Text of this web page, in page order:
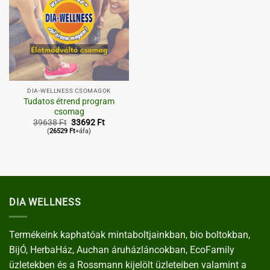
DIA-WELLNESS CSOMAGOK
Tudatos étrend program
csomag
39638Ft Original
price
33692 FtCurrent
(26529 Ft+áfa)
DIA WELLNESS
Termékeink kaphatóak mintaboltjainkban, bio boltokban,
BijÓ, HerbaHáz, Auchan áruházláncokban, EcoFamily
üzletekben és a Rossmann kijelölt üzleteiben valamint a